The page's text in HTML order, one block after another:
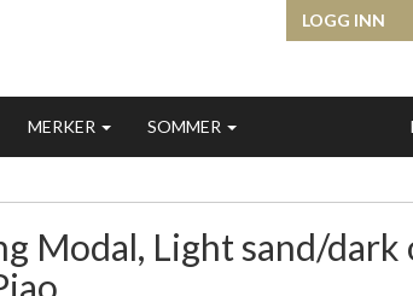
LOGG INN
MERKER SOMMER
Modal, Light sand/